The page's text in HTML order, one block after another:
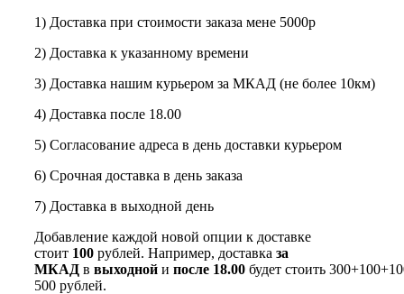
1) Доставка при стоимости заказа мене 5000р
2) Доставка к указанному времени
3) Доставка нашим курьером за МКАД (не более 10км)
4) Доставка после 18.00
5) Согласование адреса в день доставки курьером
6) Срочная доставка в день заказа
7) Доставка в выходной день
Добавление каждой новой опции к доставке
стоит 100 рублей. Например, доставка за
МКАД в выходной и после 18.00 будет стоить
500 рублей.